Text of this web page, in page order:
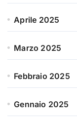
Aprile 2025
Marzo 2025
Febbraio 2025
Gennaio 2025